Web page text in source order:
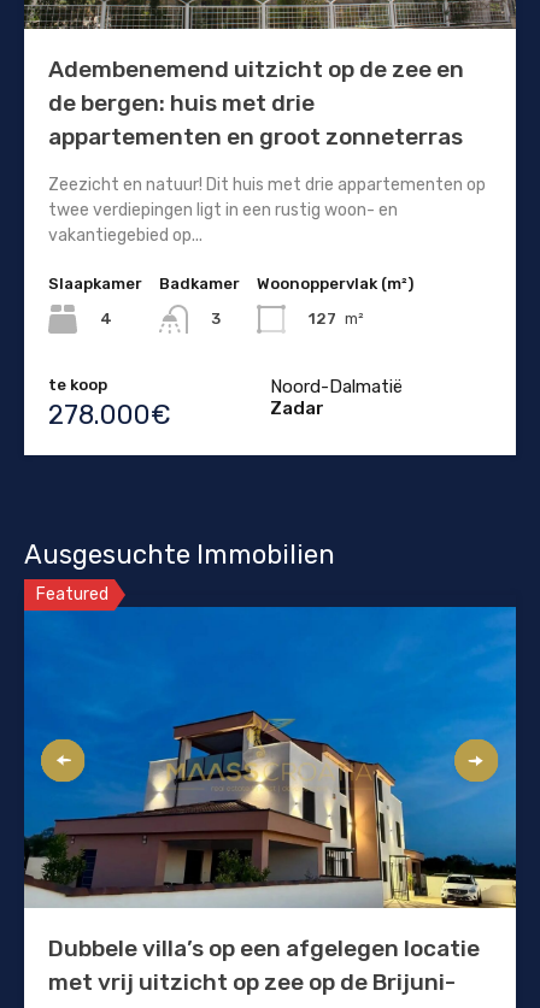
Adembenemend uitzicht op de zee en
de bergen: huis met drie
appartementen en groot zonneterras
Zeezicht en natuur! Dit huis met drie appartementen op
twee verdiepingen ligt in een rustig woon- en
vakantiegebied op...
Slaapkamer
4
Badkamer
3
Woonoppervlak (m²)
127 m²
te koop
278.000€
Noord-Dalmatië
Zadar
Ausgesuchte Immobilien
Featured
Dubbele villa’s op een afgelegen locatie
met vrij uitzicht op zee op de Brijuni-